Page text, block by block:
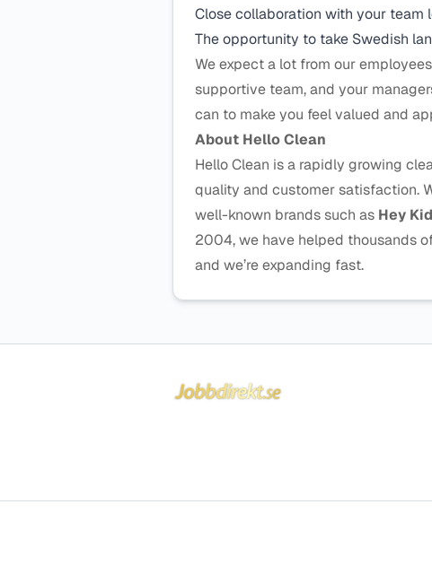
Close collaboration with your team
The opportunity to take Swedish
We expect a lot from our
supportive team, and your
can to make you feel valued and
About Hello Clean
Hello Clean is a rapidly growing
quality and customer satisfaction.
well-known brands such as Hey
2004, we have helped thousands
and we’re expanding fast.